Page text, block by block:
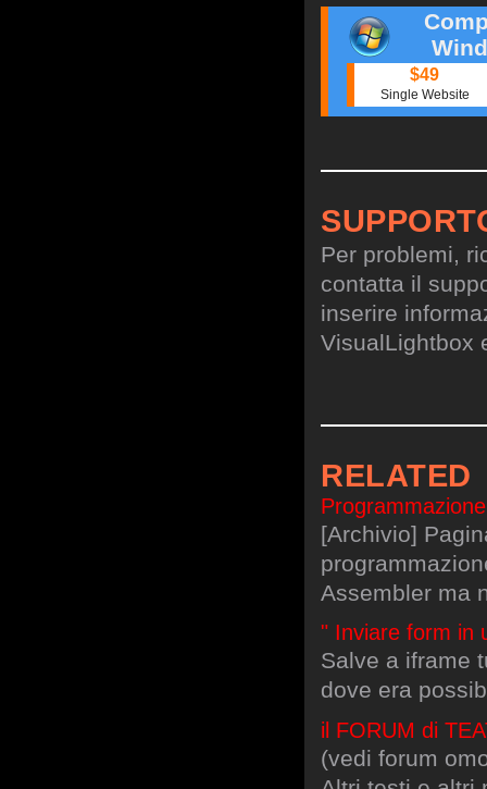
$49
Single Website
Per problemi,
contatta il
inserire
VisualLightbox
RELATED
[Archivio]
Assembler ma
" Inviare form in
Salve a iframe
dove era
il FORUM di
(vedi forum